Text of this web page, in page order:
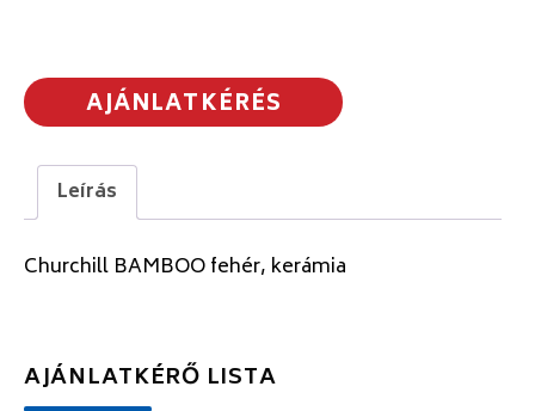
AJÁNLATKÉRÉS
Leírás
Churchill BAMBOO fehér, kerámia
AJÁNLATKÉRŐ LISTA